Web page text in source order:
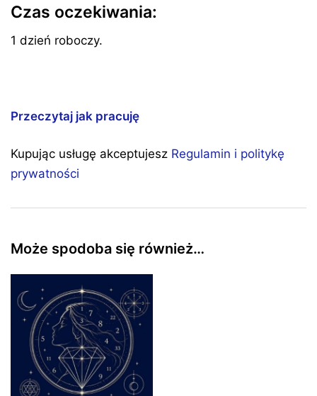
Czas oczekiwania:
1 dzień roboczy.
Przeczytaj jak pracuję
Kupując usługę akceptujesz Regulamin i politykę
prywatności
Może spodoba się również…